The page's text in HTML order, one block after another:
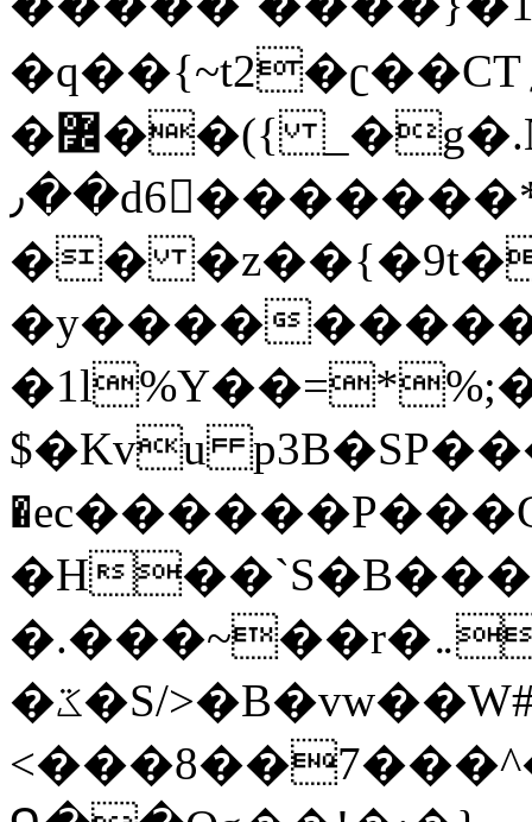
�q��{~t2�ʗ��CT؍���������{�~}ur����u�}o����(�:�j���=����{�۝Vo�An��J^��������M\M�'{{l�i
�߼��({ _�g�.Nfӻg����f7z91o^��̤^�>��2�`�:|#dk�{>�>>&�tsw�Nwo�?
٫��d6򆧇�������*��[|^]oo���NW~zz>�X&�u�=K?
��
�y����
$�Kvu
�H
�.���~��r�޼�}�܅�mؕWu���K}
�ػ�S/>�B�vw��W#�I��*]\W��)Ħ�1��fC}